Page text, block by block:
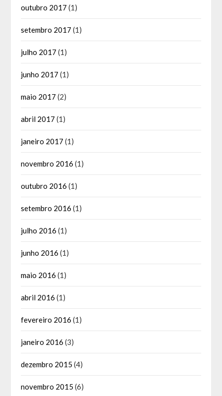
outubro 2017 (1)
setembro 2017 (1)
julho 2017 (1)
junho 2017 (1)
maio 2017 (2)
abril 2017 (1)
janeiro 2017 (1)
novembro 2016 (1)
outubro 2016 (1)
setembro 2016 (1)
julho 2016 (1)
junho 2016 (1)
maio 2016 (1)
abril 2016 (1)
fevereiro 2016 (1)
janeiro 2016 (3)
dezembro 2015 (4)
novembro 2015 (6)